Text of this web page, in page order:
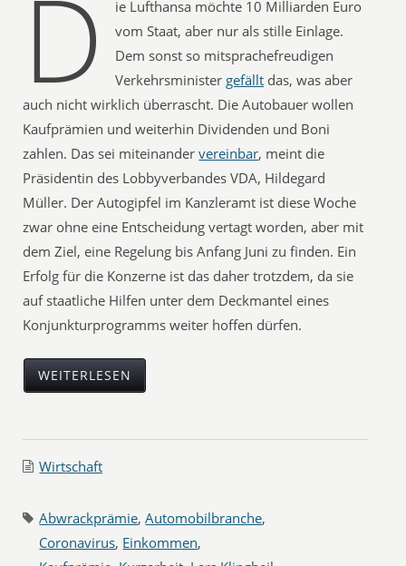
D
ie Lufthansa möchte 10 Milliarden Euro
vom Staat, aber nur als stille Einlage.
Dem sonst so mitsprachefreudigen
Verkehrsminister gefällt das, was aber
auch nicht wirklich überrascht. Die Autobauer wollen
Kaufprämien und weiterhin Dividenden und Boni
zahlen. Das sei miteinandervereinbar, meint die
Präsidentin des Lobbyverbandes VDA, Hildegard
Müller. Der Autogipfel im Kanzleramt ist diese Woche
zwar ohne eine Entscheidung vertagt worden, aber mit
dem Ziel, eine Regelung bis Anfang Juni zu finden. Ein
Erfolg für die Konzerne ist das daher trotzdem, da sie
auf staatliche Hilfen unter dem Deckmantel eines
Konjunkturprogramms weiter hoffen dürfen.
WEITERLESEN
Wirtschaft
Abwrackprämie,Automobilbranche,
Coronavirus, Einkommen,